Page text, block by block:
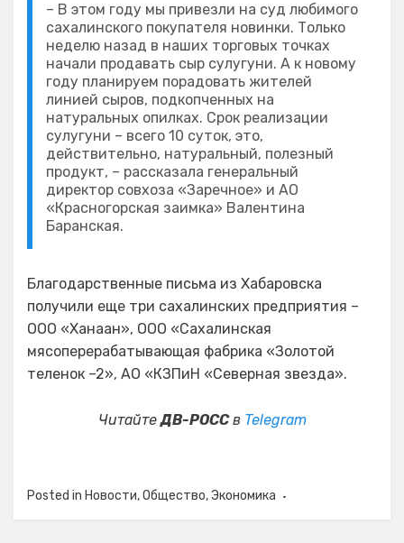
– В этом году мы привезли на суд любимого
сахалинского покупателя новинки. Только
неделю назад в наших торговых точках
начали продавать сыр сулугуни. А к новому
году планируем порадовать жителей
линией сыров, подкопченных на
натуральных опилках. Срок реализации
сулугуни – всего 10 суток, это,
действительно, натуральный, полезный
продукт, – рассказала генеральный
директор совхоза «Заречное» и АО
«Красногорская заимка» Валентина
Баранская.
Благодарственные письма из Хабаровска
получили еще три сахалинских предприятия –
ООО «Ханаан», ООО «Сахалинская
мясоперерабатывающая фабрика «Золотой
теленок –2», АО «КЗПиН «Северная звезда».
ЧитайтеДВ-РОССв Telegram
Posted in Новости,Общество,Экономика